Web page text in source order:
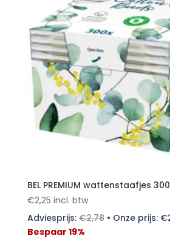
BEL PREMIUM wattenstaafjes
€2,25 incl. btw
Adviesprijs:€2,78• Onze prijs: €
Bespaar 19%